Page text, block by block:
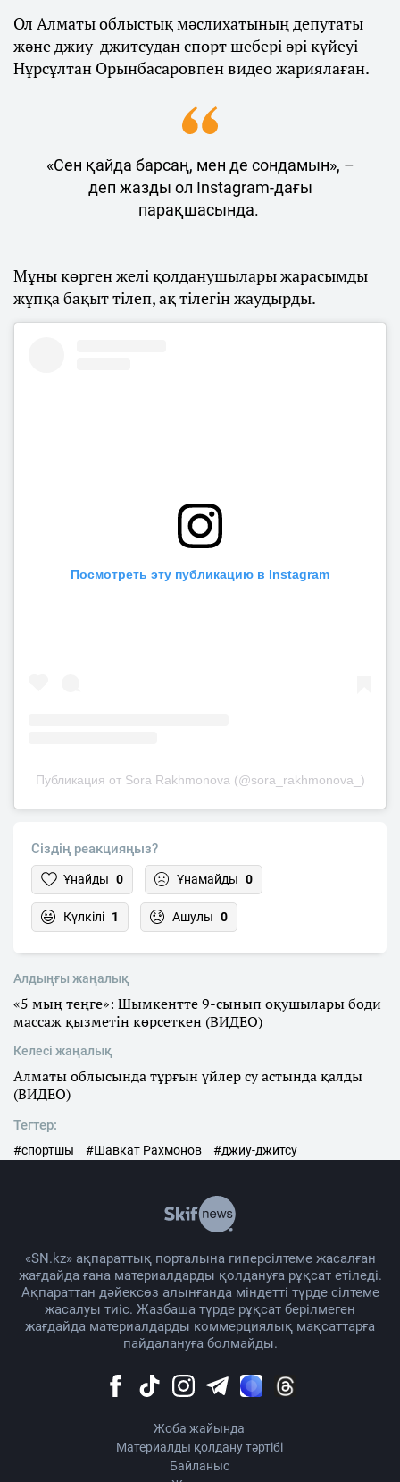
Ол Алматы облыстық мәслихатының депутаты
және джиу-джитсудан спорт шебері әрі күйеуі
Нұрсұлтан Орынбасаровпен видео жариялаған.
«Сен қайда барсаң, мен де сондамын», –
деп жазды ол Instagram-дағы
парақшасында.
Мұны көрген желі қолданушылары жарасымды
жұпқа бақыт тілеп, ақ тілегін жаудырды.
Посмотреть эту публикацию в Instagram
Публикация от Sora Rakhmonova (@sora_rakhmonova_)
Сіздің реакцияңыз?
Ұнайды 0 Ұнамайды 0
Күлкілі 1 Ашулы 0
Алдыңғы жаңалық
«5 мың теңге»: Шымкентте 9-сынып оқушылары боди
массаж қызметін көрсеткен (ВИДЕО)
Келесі жаңалық
Алматы облысында тұрғын үйлер су астында қалды
(ВИДЕО)
Тегтер:
#спортшы #Шавкат Рахмонов #джиу-джитсу
«SN.kz» ақпараттық порталына гиперсілтеме жасалған
жағдайда ғана материалдарды қолдануға рұқсат етіледі.
Ақпараттан дәйексөз алынғанда міндетті түрде сілтеме
жасалуы тиіс. Жазбаша түрде рұқсат берілмеген
жағдайда материалдарды коммерциялық мақсаттарға
пайдалануға болмайды.
Жоба жайында
Материалды қолдану тәртібі
Байланыс